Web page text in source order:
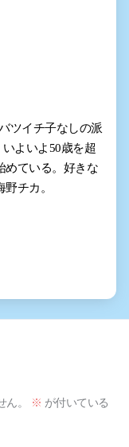
ツイチ子なしの派
よいよ50歳を超
めている。好きな
チカ。
。 ※ が付いている